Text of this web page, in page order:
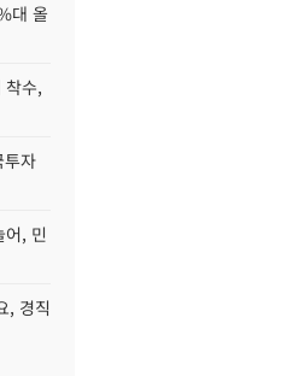
대 올
착수,
투자
, 민
, 경직